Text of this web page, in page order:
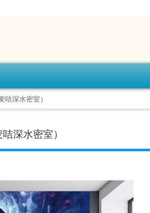
深水密室）
深水密室）